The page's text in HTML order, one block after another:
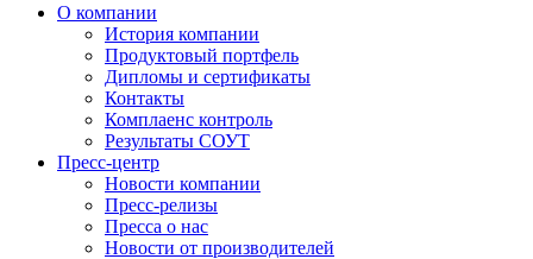
О компании
История компании
Продуктовый портфель
Дипломы и сертификаты
Контакты
Комплаенс контроль
Результаты СОУТ
Пресс-центр
Новости компании
Пресс-релизы
Пресса о нас
Новости от производителей